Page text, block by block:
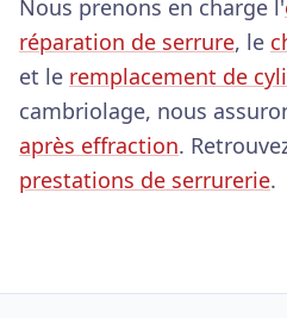
Nous prenons en charge l'
réparation de serrure, le
et le remplacement de
cambriolage, nous
après effraction.
prestations de serrurerie.